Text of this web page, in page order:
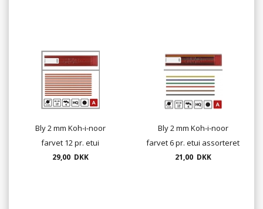
Bly 2 mm Koh-i-noor
farvet 12 pr. etui
29,00 DKK
Bly 2 mm Koh-i-noor
farvet 6 pr. etui assorteret
21,00 DKK